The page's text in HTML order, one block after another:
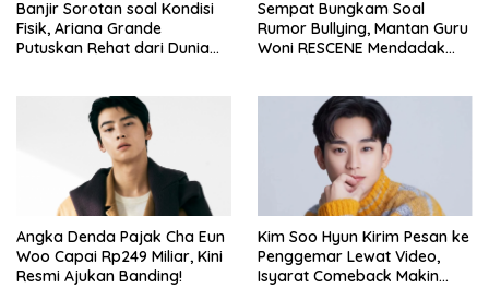
Banjir Sorotan soal Kondisi
Fisik, Ariana Grande
Putuskan Rehat dari Dunia
Sempat Bungkam Soal
Rumor Bullying, Mantan Guru
Woni RESCENE Mendadak
Angka Denda Pajak Cha Eun
Woo Capai Rp249 Miliar, Kini
Resmi Ajukan Banding!
Kim Soo Hyun Kirim Pesan ke
Penggemar Lewat Video,
Isyarat Comeback Makin